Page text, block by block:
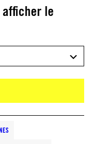
afficher le